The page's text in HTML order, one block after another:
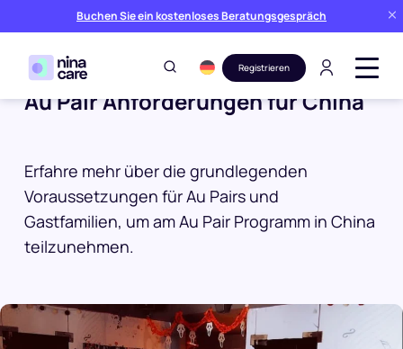
Buchen Sie ein kostenloses Beratungsgespräch
Registrieren
Au Pair Anforderungen für China
Erfahre mehr über die grundlegenden
Voraussetzungen für Au Pairs und
Gastfamilien, um am Au Pair Programm in China
teilzunehmen.